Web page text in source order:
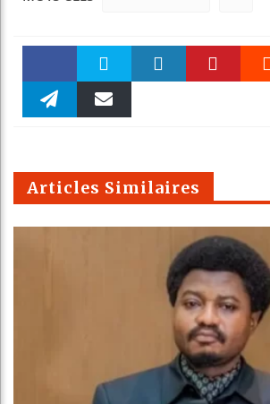
Faceboo Twitter
m
Articles Similaires